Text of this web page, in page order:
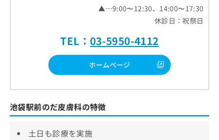
▲…9:00〜12:30、14:00〜17:30
休診日：祝祭日
TEL： 03-5950-4112
ホームページ
池袋駅前のだ皮膚科の特徴
土日も診療を実施